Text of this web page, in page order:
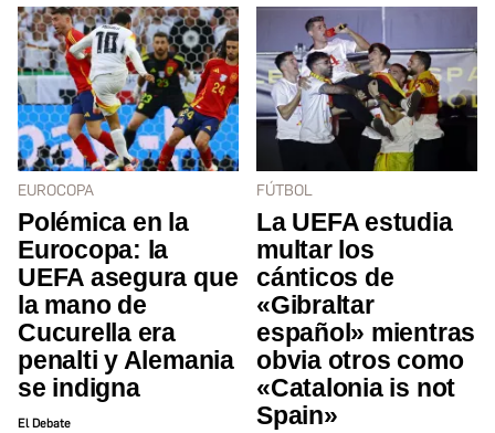
EUROCOPA
Polémica en la
Eurocopa: la
UEFA asegura que
la mano de
Cucurella era
penalti y Alemania
se indigna
El Debate
FÚTBOL
La UEFA estudia
multar los
cánticos de
«Gibraltar
español» mientras
obvia otros como
«Catalonia is not
Spain»